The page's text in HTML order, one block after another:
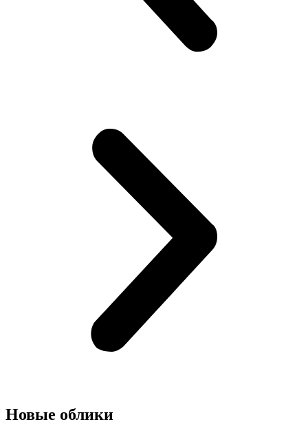
Новые облики